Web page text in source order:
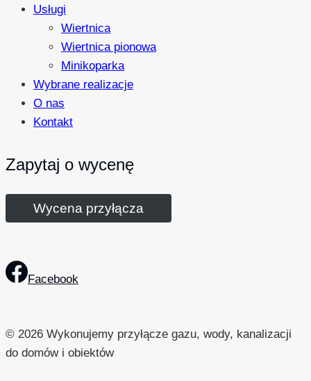
Usługi
Wiertnica
Wiertnica pionowa
Minikoparka
Wybrane realizacje
O nas
Kontakt
Zapytaj o wycenę
Wycena przyłącza
Facebook
© 2026 Wykonujemy przyłącze gazu, wody, kanalizacji
do domów i obiektów